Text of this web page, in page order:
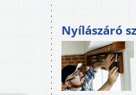
Nyílászáró